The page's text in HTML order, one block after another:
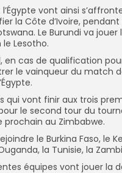
l’Égypte vont ainsi
la Côte d’Ivoire, pendant
Le Burundi va jouer
Lesotho.
en cas de qualification
le vainqueur du match
qui vont finir aux trois
le second tour du
prochain au Zimbabwe.
le Burkina Faso, le
la Tunisie, la
équipes vont jouer la